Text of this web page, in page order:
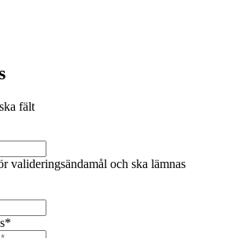
fält
valideringsändamål och ska lämnas
*